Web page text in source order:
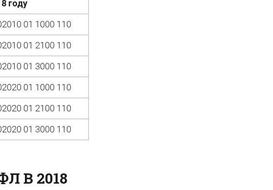
году
01 1000 110
01 2100 110
01 3000 110
01 1000 110
01 2100 110
01 3000 110
В 2018